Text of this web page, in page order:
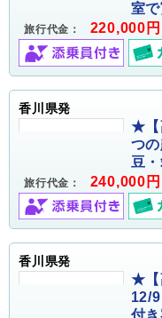
室
旅行代金： 220,000
香川県発
★【
つ
豆
旅行代金： 240,000
香川県発
★【
12/